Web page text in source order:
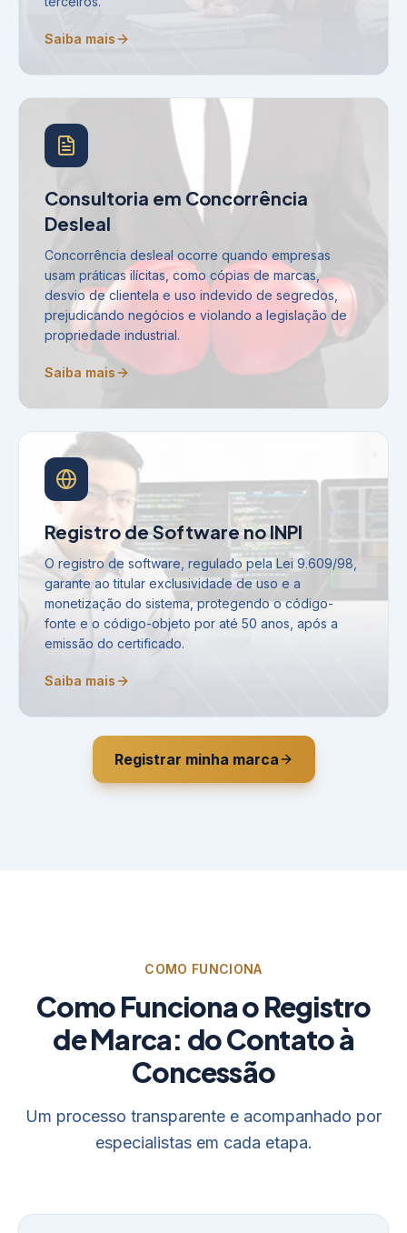
Saiba mais
Consultoria em Concorrência
Desleal
Concorrência desleal ocorre quando empresas
usam práticas ilícitas, como cópias de marcas,
desvio de clientela e uso indevido de segredos,
prejudicando negócios e violando a legislação de
propriedade industrial.
Saiba mais
Registro de Software no INPI
O registro de software, regulado pela Lei 9.609/98,
garante ao titular exclusividade de uso e a
monetização do sistema, protegendo o código-
fonte e o código-objeto por até 50 anos, após a
emissão do certificado.
Saiba mais
Registrar minha marca
COMO FUNCIONA
Como Funciona o Registro
de Marca: do Contato à
Concessão
Um processo transparente e acompanhado por
especialistas em cada etapa.